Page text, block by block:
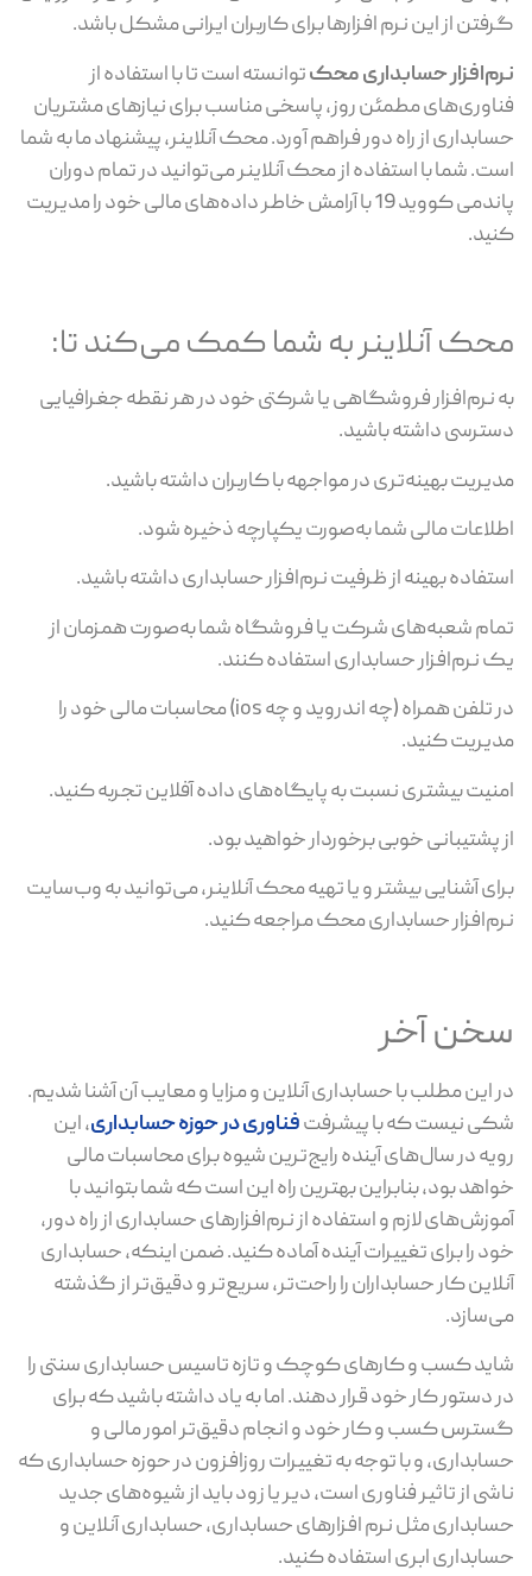
گرفتن از این نرم افزارها برای کاربران ایرانی مشکل باشد.
نرم‌افزار حسابداری محکتوانسته است تا با استفاده از
فناوری‌های مطمئن روز، پاسخی مناسب برای نیازهای مشتریان
حسابداری از راه دور فراهم آورد. محک آنلاینر، پیشنهاد ما به شما
است. شما با استفاده از محک آنلاینر می‌توانید در تمام دوران
پاندمی کووید 19 با آرامش خاطر داده‌های مالی خود را مدیریت
کنید.
محک آنلاینر به شما کمک می‌کند تا:
به نرم‌افزار فروشگاهی یا شرکتی خود در هر نقطه جغرافیایی
دسترسی داشته باشید.
مدیریت بهینه‌تری در مواجهه با کاربران داشته باشید.
اطلاعات مالی شما به‌صورت یکپارچه ذخیره شود.
استفاده بهینه از ظرفیت نرم‌افزار حسابداری داشته باشید.
تمام شعبه‌های شرکت یا فروشگاه شما به‌صورت همزمان از
یک نرم‌افزار حسابداری استفاده کنند.
در تلفن همراه (چه اندروید و چه ios) محاسبات مالی خود را
مدیریت کنید.
امنیت بیشتری نسبت به پایگاه‌های داده آفلاین تجربه کنید.
از پشتیبانی خوبی برخوردار خواهید بود.
برای آشنایی بیشتر و یا تهیه محک آنلاینر، می‌توانید به وب‌سایت
نرم‌افزار حسابداری محک مراجعه کنید.
سخن آخر
در این مطلب با حسابداری آنلاین و مزایا و معایب آن آشنا شدیم.
شکی نیست که با پیشرفتفناوری در حوزه حسابداری، این
رویه در سال‌های آینده رایج‌ترین شیوه برای محاسبات مالی
خواهد بود، بنابراین بهترین راه این است که شما بتوانید با
آموزش‌های لازم و استفاده از نرم‌افزارهای حسابداری از راه دور،
خود را برای تغییرات آینده آماده کنید. ضمن اینکه، حسابداری
آنلاین کار حسابداران را راحت‌تر، سریع‌تر و دقیق‌تر از گذشته
می‌سازد.
شاید کسب و کارهای کوچک و تازه تاسیس حسابداری سنتی را
در دستور کار خود قرار دهند. اما به یاد داشته باشید که برای
گسترس کسب و کار خود و انجام دقیق‌تر امور مالی و
حسابداری، و با توجه به تغییرات روزافزون در حوزه حسابداری که
ناشی از تاثیر فناوری است، دیر یا زود باید از شیوه‌های جدید
حسابداری مثل نرم افزارهای حسابداری، حسابداری آنلاین و
حسابداری ابری استفاده کنید.